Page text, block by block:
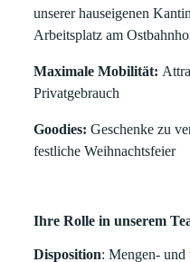
unserer hauseigenen
Arbeitsplatz am
Maximale Mobilität:
Privatgebrauch
Goodies: Geschenke zu
festliche Weihnachtsfeier
Ihre Rolle in unserem
Disposition: Mengen- und